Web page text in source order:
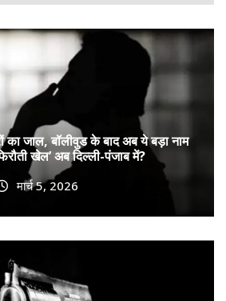
का जाल, बॉलीवुड के बाद अब ये बड़ा नाम
खेल’ अब दिल्ली-पंजाब में?
मार्च 5, 2026